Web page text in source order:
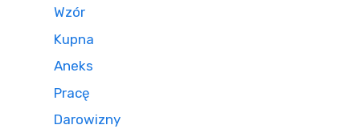
Wzór
Kupna
Aneks
Pracę
Darowizny